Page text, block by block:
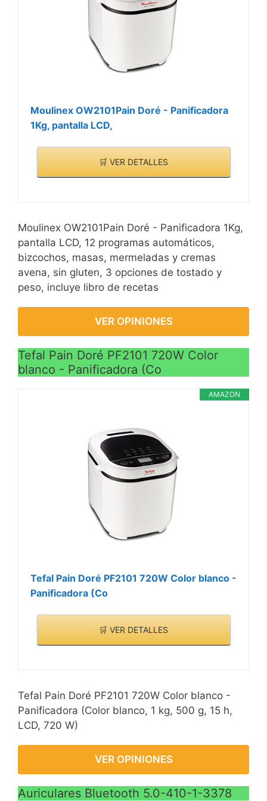
Moulinex OW2101Pain Doré - Panificadora
1Kg, pantalla LCD,
🛒 VER DETALLES
Moulinex OW2101Pain Doré - Panificadora 1Kg,
pantalla LCD, 12 programas automáticos,
bizcochos, masas, mermeladas y cremas
avena, sin gluten, 3 opciones de tostado y
peso, incluye libro de recetas
VER OPINIONES
Tefal Pain Doré PF2101 720W Color
blanco - Panificadora (Co
AMAZON
Tefal Pain Doré PF2101 720W Color blanco -
Panificadora (Co
🛒 VER DETALLES
Tefal Pain Doré PF2101 720W Color blanco -
Panificadora (Color blanco, 1 kg, 500 g, 15 h,
LCD, 720 W)
VER OPINIONES
Auriculares Bluetooth 5.0-410-1-3378